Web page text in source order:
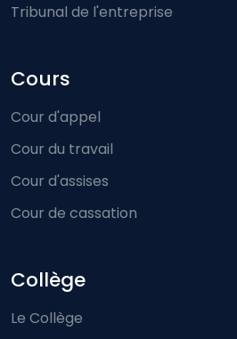
Tribunal de l'entreprise
Cours
Cour d'appel
Cour du travail
Cour d'assises
Cour de cassation
Collège
Le Collège